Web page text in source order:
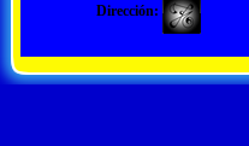
Dirección: